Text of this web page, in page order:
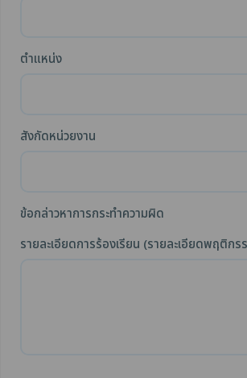
ตำแหน่ง
สังกัดหน่วยงาน
ข้อกล่าวหาการกระทำความผิด
รายละเอียดการร้องเรียน (รายละเอียดพฤติก